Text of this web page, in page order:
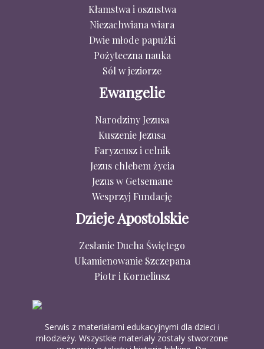
Kłamstwa i oszustwa
Niezachwiana wiara
Dwie młode papużki
Pożyteczna nauka
Sól w jeziorze
Ewangelie
Narodziny Jezusa
Kuszenie Jezusa
Faryzeusz i celnik
Jezus chlebem życia
Jezus w Getsemane
Wesprzyj Fundację
Dzieje Apostolskie
Zesłanie Ducha Świętego
Ukamienowanie Szczepana
Piotr i Korneliusz
Serwis z materiałami edukacyjnymi dla dzieci i
młodzieży. Wszystkie materiały zostały stworzone